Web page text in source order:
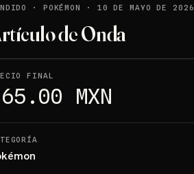
· POKÉMON · 10 DE MAYO DE 2026
de Onda
FINAL
MXN